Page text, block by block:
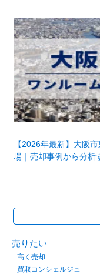
【2026年最新】大阪
場｜売却事例から分析
売りたい
高く売却
買取コンシェルジュ